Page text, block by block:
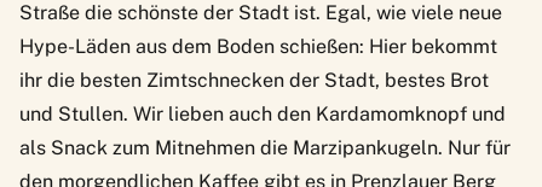
Straße die schönste der Stadt ist. Egal, wie viele neue
Hype-Läden aus dem Boden schießen: Hier bekommt
ihr die besten Zimtschnecken der Stadt, bestes Brot
und Stullen. Wir lieben auch den Kardamomknopf und
als Snack zum Mitnehmen die Marzipankugeln. Nur für
den morgendlichen Kaffee gibt es in Prenzlauer Berg